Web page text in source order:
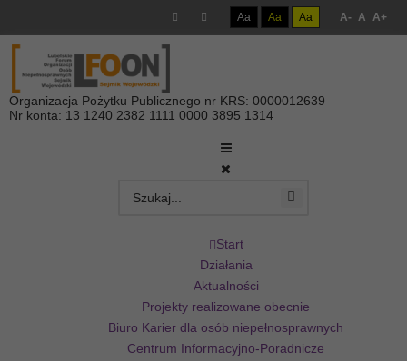
Aa Aa Aa A- A A+
Organizacja Pożytku Publicznego nr KRS: 0000012639
Nr konta: 13 1240 2382 1111 0000 3895 1314
Start
Działania
Aktualności
Projekty realizowane obecnie
Biuro Karier dla osób niepełnosprawnych
Centrum Informacyjno-Poradnicze